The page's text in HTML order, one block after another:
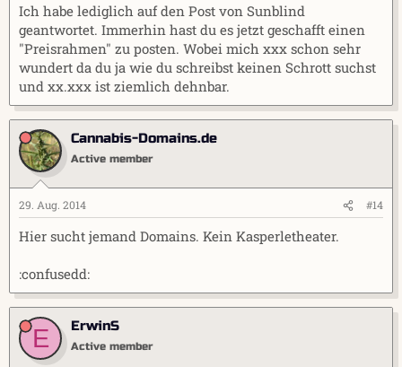
Ich habe lediglich auf den Post von Sunblind
geantwortet. Immerhin hast du es jetzt geschafft einen
"Preisrahmen" zu posten. Wobei mich xxx schon sehr
wundert da du ja wie du schreibst keinen Schrott suchst
und xx.xxx ist ziemlich dehnbar.
Cannabis-Domains.de
Active member
29. Aug. 2014 #14
Hier sucht jemand Domains. Kein Kasperletheater.
:confusedd:
E ErwinS
Active member